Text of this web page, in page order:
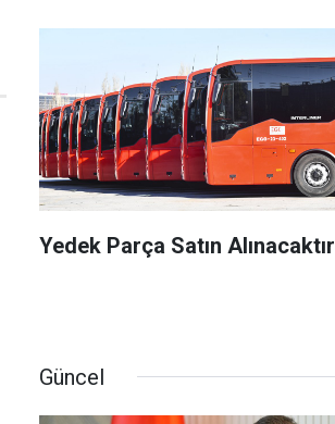
Yedek Parça Satın Alınacaktır
Güncel